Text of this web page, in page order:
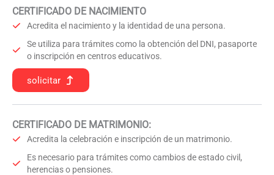
CERTIFICADO DE NACIMIENTO
Acredita el nacimiento y la identidad de una persona.
Se utiliza para trámites como la obtención del DNI, pasaporte
o inscripción en centros educativos.
solicitar
CERTIFICADO DE MATRIMONIO:
Acredita la celebración e inscripción de un matrimonio.
Es necesario para trámites como cambios de estado civil,
herencias o pensiones.